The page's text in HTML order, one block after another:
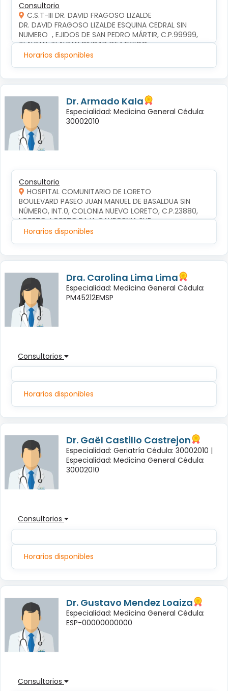
Consultorio
C.S.T-III DR. DAVID FRAGOSO LIZALDE
DR. DAVID FRAGOSO LIZALDE ESQUINA CEDRAL SIN
NUMERO  , EJIDOS DE SAN PEDRO MÁRTIR, C.P.99999,
TLALPAN, TLALPAN,CIUDAD DE MEXICO
Horarios disponibles
Dr. Armado Kala
Especialidad: Medicina General Cédula:
30002010
Consultorio
HOSPITAL COMUNITARIO DE LORETO
BOULEVARD PASEO JUAN MANUEL DE BASALDUA SIN
NÚMERO, INT.0, COLONIA NUEVO LORETO, C.P.23880,
LORETO, LORETO,BAJA CALIFORNIA SUR
Horarios disponibles
Dra. Carolina Lima Lima
Especialidad: Medicina General Cédula:
PM45212EMSP
Consultorios
Horarios disponibles
Dr. Gaël Castillo Castrejon
Especialidad: Geriatría Cédula: 30002010 |
Especialidad: Medicina General Cédula:
30002010
Consultorios
Horarios disponibles
Dr. Gustavo Mendez Loaiza
Especialidad: Medicina General Cédula:
ESP-00000000000
Consultorios